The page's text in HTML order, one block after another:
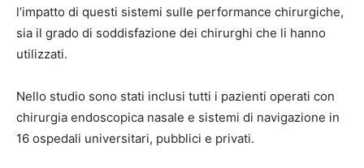
l’impatto di questi sistemi sulle performance chirurgiche,
sia il grado di soddisfazione dei chirurghi che li hanno
utilizzati.
Nello studio sono stati inclusi tutti i pazienti operati con
chirurgia endoscopica nasale e sistemi di navigazione in
16 ospedali universitari, pubblici e privati.